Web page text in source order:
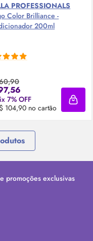
PROFESSIONALS
Color Brilliance -
200ml
7% OFF
104,90 no cartão
promoções exclusivas